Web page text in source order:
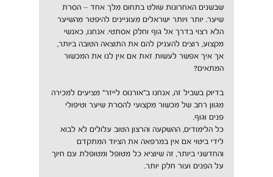
שבשנים האחרונות שולט בתחום מלך אחד – הסרת
שיער. יותר ויותר ישראלים מעוניינים להיפטר מהשיער
הלא רצוי בדרך אל גוף וחלק אסתטי. אנחנו, כאנשי
מקצוע, רוצים להעניק להם את התוצאה הטובה ביותר,
אך איך אפשר לעשות זאת אם אין לנו את המכשור
המתאים?
בדיוק בשביל זה, אנחנו ב"אורנוס לייזר" מציעים למכירה
מגוון רחב של מכשור מקצועי להסרת שיער וטיפולי
פנים וגוף.
כל הלימודים, ההשקעה והרצון הטוב עלולים לא לבוא
לידי ביטוי אם אין במרפאה את הציוד המתקדם
והחדשני ביותר, זה שיוציא כל מטופל ומטופלת עם חיוך
על הפנים ועור חלק יותר.